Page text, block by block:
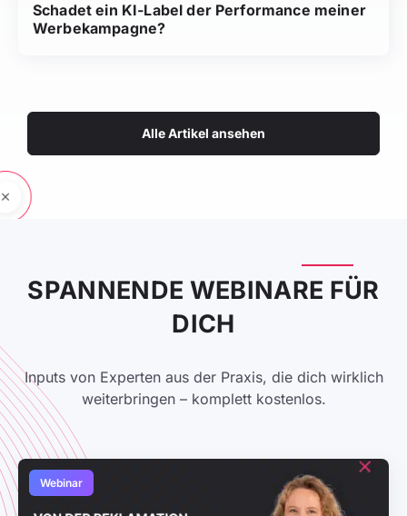
Schadet ein KI-Label der Performance meiner
Werbekampagne?
Alle Artikel ansehen
SPANNENDE WEBINARE FÜR
DICH
Inputs von Experten aus der Praxis, die dich wirklich
weiterbringen – komplett kostenlos.
Webinar